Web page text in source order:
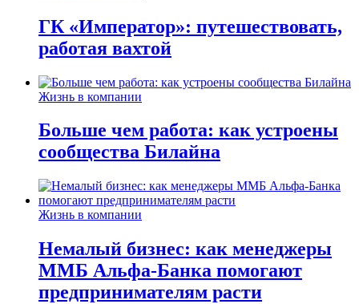
ГК «Император»: путешествовать,
работая вахтой
Жизнь в компании
Больше чем работа: как устроены
сообщества Билайна
Жизнь в компании
Немалый бизнес: как менеджеры
ММБ Альфа-Банка помогают
предпринимателям расти